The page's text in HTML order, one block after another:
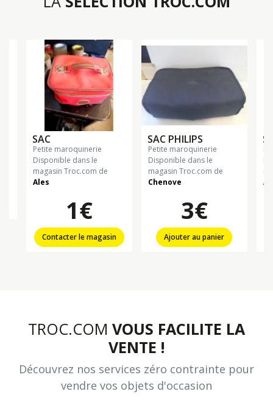
SAC
petite maroquinerie
Disponible dans le
magasin Troc.com de
Ales
1€
Contacter le magasin
SAC PHILIPS
petite maroquinerie
Disponible dans le
magasin Troc.com de
Chenove
3€
Ajouter au panier
TROC.COM VOUS FACILITE LA
VENTE !
Découvrez nos services zéro contrainte pour
vendre vos objets d'occasion